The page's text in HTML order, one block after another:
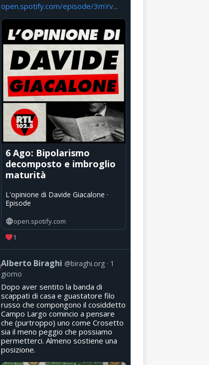
open.spotify.com/episode/3mYv...
6 Ago: Bipolarismo
decomposto e imbroglio
maturità
L'opinione di Davide Giacalone ·
Episode
open.spotify.com
1
Alberto Biraghi @biraghi.org
1
giorno
Dopo aver sentito la banda di
scappati di casa e guastatore filo
russo che compongono il cosiddetto
Campo Largo comincio a pensare
che (purtroppo) uno come Crosetto
sia il meno peggio che possiamo
permetterci. Almeno sostiene una
posizione.